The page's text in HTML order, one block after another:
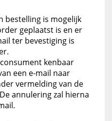
bestelling is mogelijk
geplaatst is en er
ter bevestiging is
kenbaar
een e-mail naar
vermelding van de
annulering zal hierna